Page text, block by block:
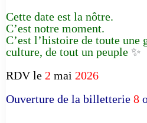
Cette date est la nôtre.
C’est notre moment.
C’est l’histoire de toute une
culture, de tout un peuple ✨
RDV le 2 mai 2026
Ouverture de la billetterie 8